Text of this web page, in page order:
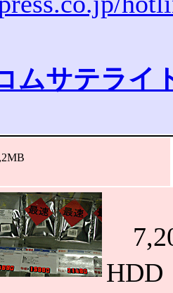
ムサテライ
HDD